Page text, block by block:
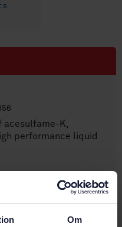
Om
acesulfame-K,
performance liquid
Price:943 SEK
Add to cart